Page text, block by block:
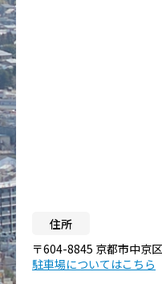
住所
〒604-8845 京都市中京
駐車場についてはこちら